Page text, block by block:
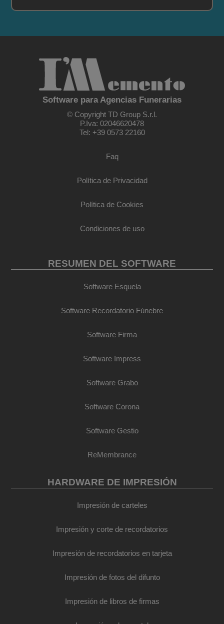
Software para Agencias Funerarias
© Copyright TD Group S.r.l.
P.Iva: 02046620478
Tel: +39 0573 22160
Faq
Política de Privacidad
Política de Cookies
Condiciones de uso
RESUMEN DEL SOFTWARE
Software Esquela
Software Recordatorio Fúnebre
Software Firma
Software Impress
Software Grabo
Software Corona
Software Gestio
ReMembrance
HARDWARE DE IMPRESIÓN
Impresión de carteles
Impresión y corte de recordatorios
Impresión de recordatorios en tarjeta
Impresión de fotos del difunto
Impresión de libros de firmas